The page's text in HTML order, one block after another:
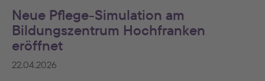
Neue Pflege-Simulation am
Bildungszentrum Hochfranken
eröffnet
22.04.2026